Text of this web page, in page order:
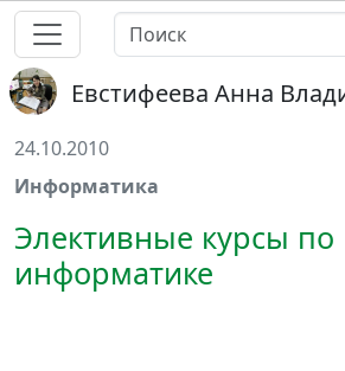
Евстифеева Анна
24.10.2010
Информатика
Элективные курсы по
информатике